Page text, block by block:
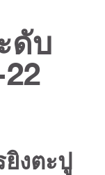
ดับ
ยิงตะปู